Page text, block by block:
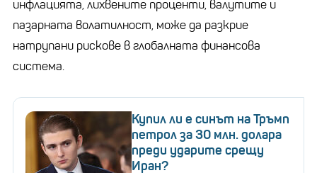
инфлацията, лихвените проценти, валутите и
пазарната волатилност, може да разкрие
натрупани рискове в глобалната финансова
система.
Купил ли е синът на Тръмп
петрол за 30 млн. долара
преди ударите срещу
Иран?